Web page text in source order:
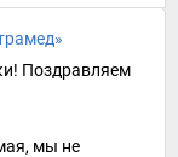
Поздравляем
мы не